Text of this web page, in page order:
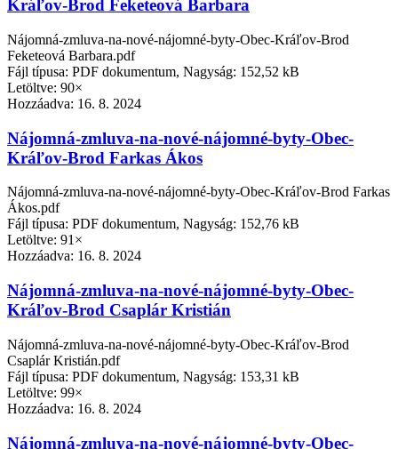
Kráľov-Brod Feketeová Barbara
Nájomná-zmluva-na-nové-nájomné-byty-Obec-Kráľov-Brod
Feketeová Barbara.pdf
Fájl típusa: PDF dokumentum, Nagyság: 152,52 kB
Letöltve: 90×
Hozzáadva: 16. 8. 2024
Nájomná-zmluva-na-nové-nájomné-byty-Obec-
Kráľov-Brod Farkas Ákos
Nájomná-zmluva-na-nové-nájomné-byty-Obec-Kráľov-Brod Farkas
Ákos.pdf
Fájl típusa: PDF dokumentum, Nagyság: 152,76 kB
Letöltve: 91×
Hozzáadva: 16. 8. 2024
Nájomná-zmluva-na-nové-nájomné-byty-Obec-
Kráľov-Brod Csaplár Kristián
Nájomná-zmluva-na-nové-nájomné-byty-Obec-Kráľov-Brod
Csaplár Kristián.pdf
Fájl típusa: PDF dokumentum, Nagyság: 153,31 kB
Letöltve: 99×
Hozzáadva: 16. 8. 2024
Nájomná-zmluva-na-nové-nájomné-byty-Obec-